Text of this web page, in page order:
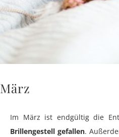
März
Im März ist endgültig die
Brillengestell gefallen.